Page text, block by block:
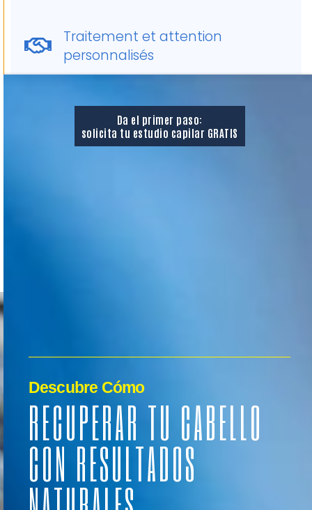
Traitement et attention
personnalisés
Méthodes et techniques
innovantesDa el primer paso:
solicita tu estudio capilar GRATIS
Descubre Cómo
RECUPERAR TU CABELLO
CON RESULTADOS